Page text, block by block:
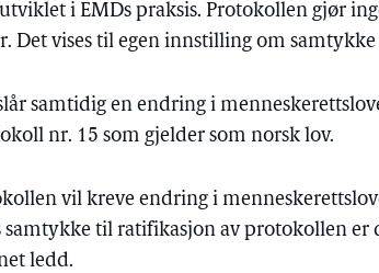
i EMDs praksis. Protokollen gjør
Det vises til egen innstilling om
samtidig en endring i
nr. 15 som gjelder som norsk lov.
vil kreve endring i
samtykke til ratifikasjon av protokollen
ledd.